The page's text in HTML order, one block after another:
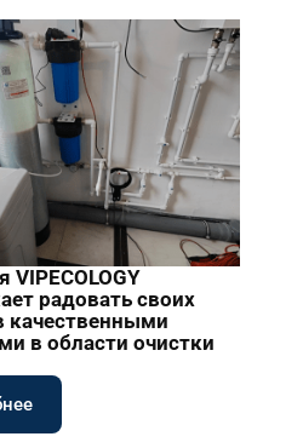
VIPECOLOGY
радовать своих
качественными
в области очистки